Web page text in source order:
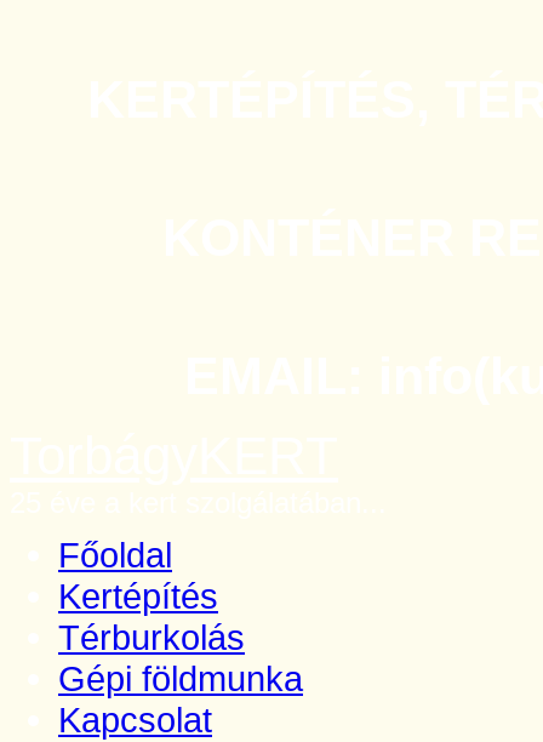
Főoldal
Kertépítés
Térburkolás
Gépi földmunka
Kapcsolat